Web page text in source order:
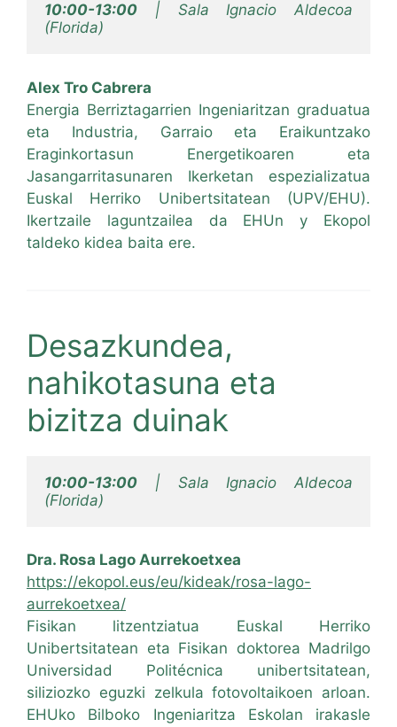
10:00-13:00 | Sala Ignacio Aldecoa
(Florida)
Alex Tro Cabrera
Energia Berriztagarrien Ingeniaritzan graduatua
eta Industria, Garraio eta Eraikuntzako
Eraginkortasun Energetikoaren eta
Jasangarritasunaren Ikerketan espezializatua
Euskal Herriko Unibertsitatean (UPV/EHU).
Ikertzaile laguntzailea da EHUn y Ekopol
taldeko kidea baita ere.
Desazkundea,
nahikotasuna eta
bizitza duinak
10:00-13:00 | Sala Ignacio Aldecoa
(Florida)
Dra. Rosa Lago Aurrekoetxea
https://ekopol.eus/eu/kideak/rosa-lago-
aurrekoetxea/
Fisikan litzentziatua Euskal Herriko
Unibertsitatean eta Fisikan doktorea Madrilgo
Universidad Politécnica unibertsitatean,
siliziozko eguzki zelkula fotovoltaikoen arloan.
EHUko Bilboko Ingeniaritza Eskolan irakasle